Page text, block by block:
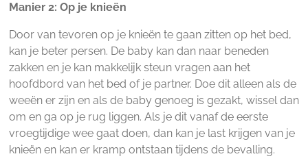
Manier 2: Op je knieën
Door van tevoren op je knieën te gaan zitten op het bed,
kan je beter persen. De baby kan dan naar beneden
zakken en je kan makkelijk steun vragen aan het
hoofdbord van het bed of je partner. Doe dit alleen als de
weeën er zijn en als de baby genoeg is gezakt, wissel dan
om en ga op je rug liggen. Als je dit vanaf de eerste
vroegtijdige wee gaat doen, dan kan je last krijgen van je
knieën en kan er kramp ontstaan tijdens de bevalling.